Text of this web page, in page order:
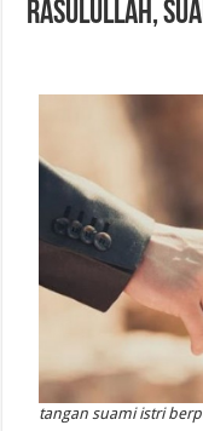
Rasulullah,
tangan suami istri